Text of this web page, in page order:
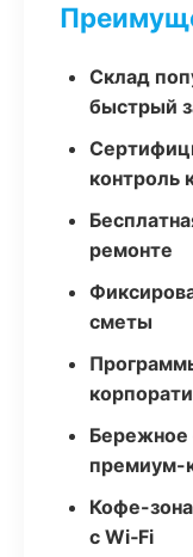
Склад
быстрый
контроль
ремонте
сметы
Бережное
премиум-
Кофе-
с Wi‑Fi